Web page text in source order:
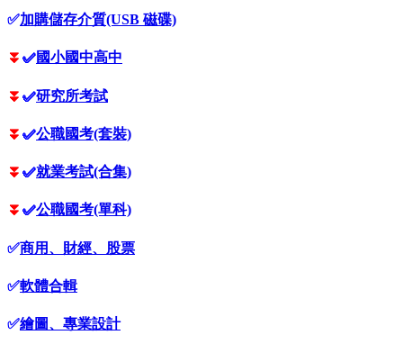
✅加購儲存介質(USB 磁碟)
⏬ ✅國小國中高中
⏬ ✅研究所考試
⏬ ✅公職國考(套裝)
⏬ ✅就業考試(合集)
⏬ ✅公職國考(單科)
✅商用、財經、股票
✅軟體合輯
✅繪圖、專業設計